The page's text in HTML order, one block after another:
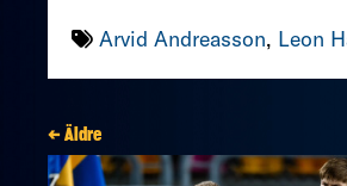
Arvid Andreasson, Leon
← Äldre